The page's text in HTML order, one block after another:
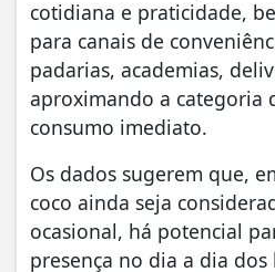
cotidiana e praticidade,
para canais de
padarias, academias,
aproximando a categoria
consumo imediato.
Os dados sugerem que,
coco ainda seja
ocasional, há potencial
presença no dia a dia dos